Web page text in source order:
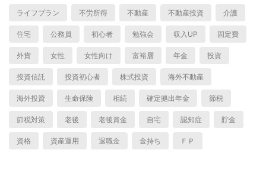
ライフプラン 不労所得 不動産 不動産投資 介護
住宅 公務員 初心者 勉強会 収入UP 固定費
外貨 女性 女性向け 富裕層 年金 投資
投資信託 投資初心者 株式投資 海外不動産
海外投資 生命保険 相続 確定拠出年金 節税
節税対策 老後 老後資金 自宅 認知症 貯金
資格 資産運用 退職金 金持ち ＦＰ